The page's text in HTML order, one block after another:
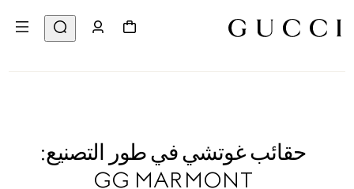
حقائب غوتشي في طور التصنيع:
GG MARMONT